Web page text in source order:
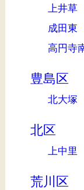
上井草
成田東
高円寺
豊島区
北大塚
北区
上中里
荒川区